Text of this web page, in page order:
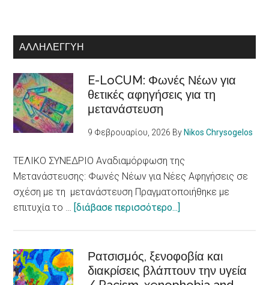
ΑΛΛΗΛΕΓΓΎΗ
E-LoCUM: Φωνές Νέων για
θετικές αφηγήσεις για τη
μετανάστευση
9 Φεβρουαρίου, 2026 By Nikos Chrysogelos
ΤΕΛΙΚΟ ΣΥΝΕΔΡΙΟ Αναδιαμόρφωση της
Μετανάστευσης: Φωνές Νέων για Νέες Αφηγήσεις σε
σχέση με τη μετανάστευση Πραγματοποιήθηκε με
επιτυχία το … [διάβασε περισσότερο...]
Φωνές
Νέων
Ρατσισμός, ξενοφοβία και
διακρίσεις βλάπτουν την υγεία